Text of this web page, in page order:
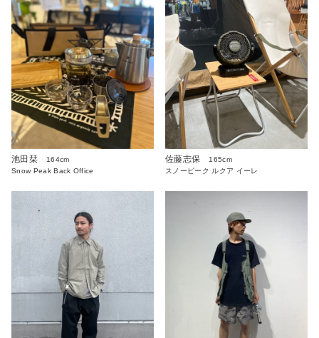
池田栞
164cm
Snow Peak Back Office
佐藤志保
165cm
スノーピーク ルクア イーレ